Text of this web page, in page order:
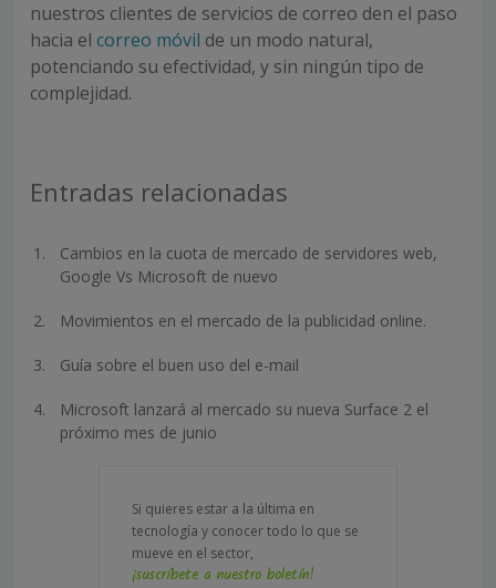
nuestros clientes de servicios de correo den el paso
hacia el correo móvil de un modo natural,
potenciando su efectividad, y sin ningún tipo de
complejidad.
Entradas relacionadas
Cambios en la cuota de mercado de servidores web,
Google Vs Microsoft de nuevo
Movimientos en el mercado de la publicidad online.
Guía sobre el buen uso del e-mail
Microsoft lanzará al mercado su nueva Surface 2 el
próximo mes de junio
Si quieres estar a la última en
tecnología y conocer todo lo que se
mueve en el sector,
¡suscríbete a nuestro boletín!